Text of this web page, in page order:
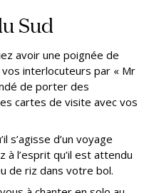
Sud
avoir une poignée de
interlocuteurs par « Mr
de porter des
cartes de visite avec vos
s’agisse d’un voyage
à l’esprit qu’il est attendu
de riz dans votre bol.